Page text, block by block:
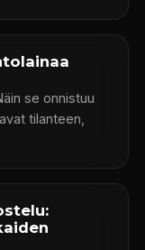
se onnistuu